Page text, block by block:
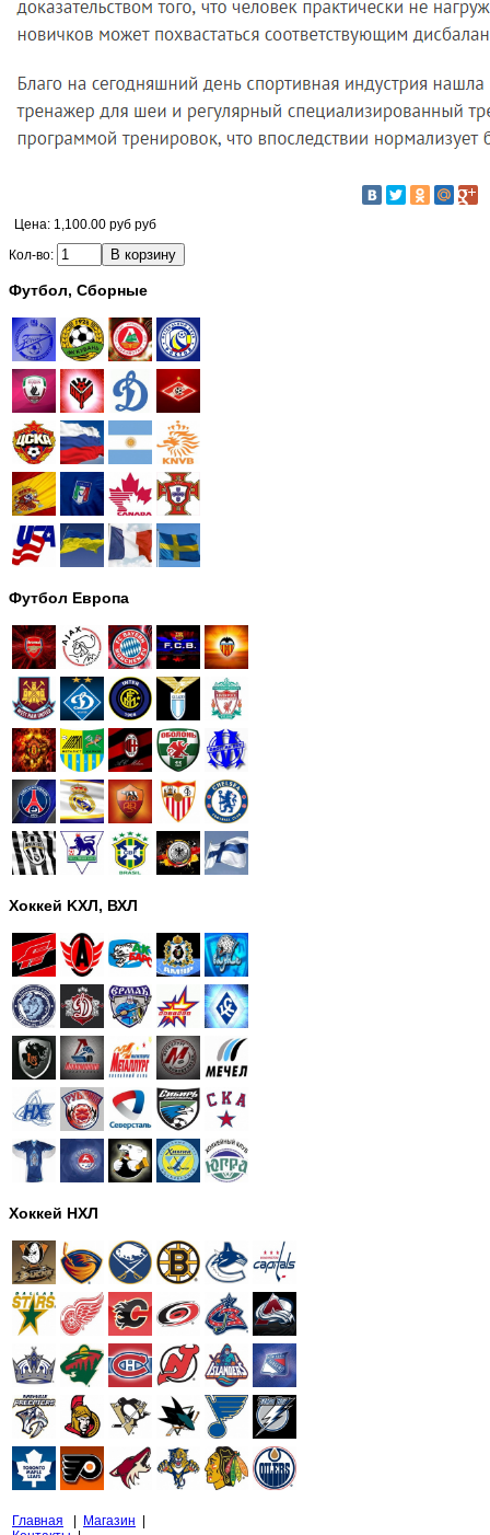
Цена: 1,100.00 руб руб
Кол-во:
Футбол, Сборные
Футбол Европа
Хоккей KХЛ, ВХЛ
Хоккей НХЛ
Главная Магазин